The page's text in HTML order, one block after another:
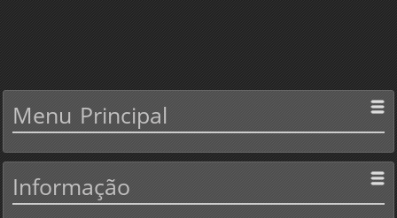
Menu Principal
Informação